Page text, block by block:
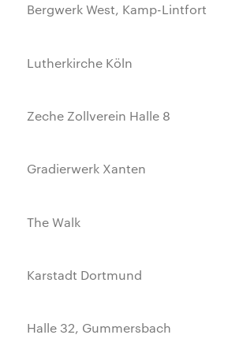
Bergwerk West, Kamp-Lintfort
Lutherkirche Köln
Zeche Zollverein Halle 8
Gradierwerk Xanten
The Walk
Karstadt Dortmund
Halle 32, Gummersbach